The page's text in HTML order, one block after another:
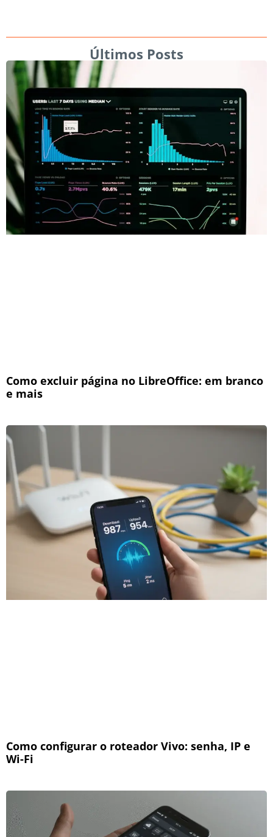
Últimos Posts
Como excluir página no LibreOffice: em branco
e mais
Como configurar o roteador Vivo: senha, IP e
Wi-Fi